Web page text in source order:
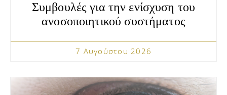
Συμβουλές για την ενίσχυση του
ανοσοποιητικού συστήματος
7 Αυγούστου 2026